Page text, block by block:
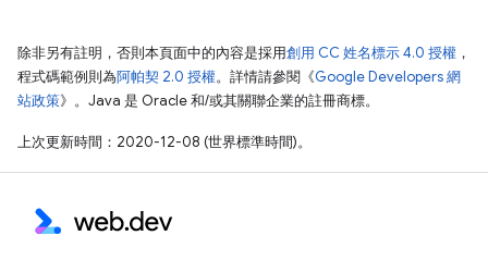
除非另有註明，否則本頁面中的內容是採用創用 CC 姓名標示 4.0 授權 ，
程式碼範例則為阿帕契 2.0 授權。詳情請參閱《Google Developers 網
站政策》。Java 是 Oracle 和/或其關聯企業的註冊商標。
上次更新時間：2020-12-08 (世界標準時間)。